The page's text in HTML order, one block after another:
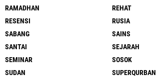
RAMADHAN
REHAT
RESENSI
RUSIA
SABANG
SAINS
SANTAI
SEJARAH
SEMINAR
SOSOK
SUDAN
SUPERQURBAN